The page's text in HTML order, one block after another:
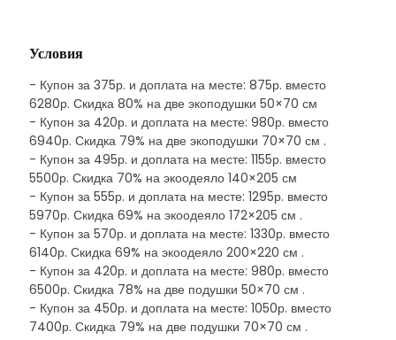
Условия
- Купон за 375р. и доплата на месте: 875р. вместо
6280р. Скидка 80% на две экоподушки 50×70 см
- Купон за 420р. и доплата на месте: 980р. вместо
6940р. Скидка 79% на две экоподушки 70×70 см .
- Купон за 495р. и доплата на месте: 1155р. вместо
5500р. Скидка 70% на экоодеяло 140×205 см
- Купон за 555р. и доплата на месте: 1295р. вместо
5970р. Скидка 69% на экоодеяло 172×205 см .
- Купон за 570р. и доплата на месте: 1330р. вместо
6140р. Скидка 69% на экоодеяло 200×220 см .
- Купон за 420р. и доплата на месте: 980р. вместо
6500р. Скидка 78% на две подушки 50×70 см .
- Купон за 450р. и доплата на месте: 1050р. вместо
7400р. Скидка 79% на две подушки 70×70 см .